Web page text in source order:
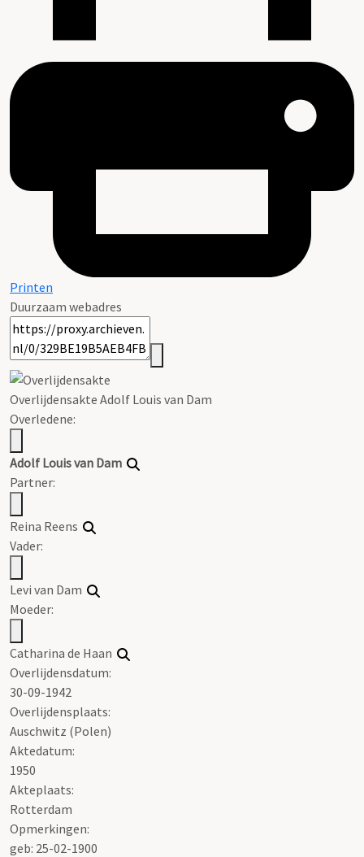
Printen
Duurzaam webadres
Overlijdensakte Adolf Louis van Dam
Overledene:
Adolf Louis van Dam
Partner:
Reina Reens
Vader:
Levi van Dam
Moeder:
Catharina de Haan
Overlijdensdatum:
30-09-1942
Overlijdensplaats:
Auschwitz (Polen)
Aktedatum:
1950
Akteplaats:
Rotterdam
Opmerkingen:
geb: 25-02-1900